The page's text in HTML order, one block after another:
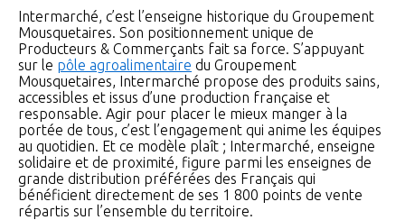
Intermarché, c’est l’enseigne historique du Groupement
Mousquetaires. Son positionnement unique de
Producteurs & Commerçants fait sa force. S’appuyant
sur le pôle agroalimentaire du Groupement
Mousquetaires, Intermarché propose des produits sains,
accessibles et issus d’une production française et
responsable. Agir pour placer le mieux manger à la
portée de tous, c’est l’engagement qui anime les équipes
au quotidien. Et ce modèle plaît ; Intermarché, enseigne
solidaire et de proximité, figure parmi les enseignes de
grande distribution préférées des Français qui
bénéficient directement de ses 1 800 points de vente
répartis sur l’ensemble du territoire.